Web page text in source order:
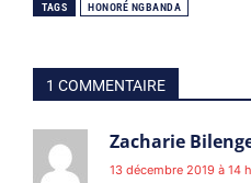
TAGS HONORÉ NGBANDA
1 COMMENTAIRE
Zacharie
13 décembre 2019 à 14